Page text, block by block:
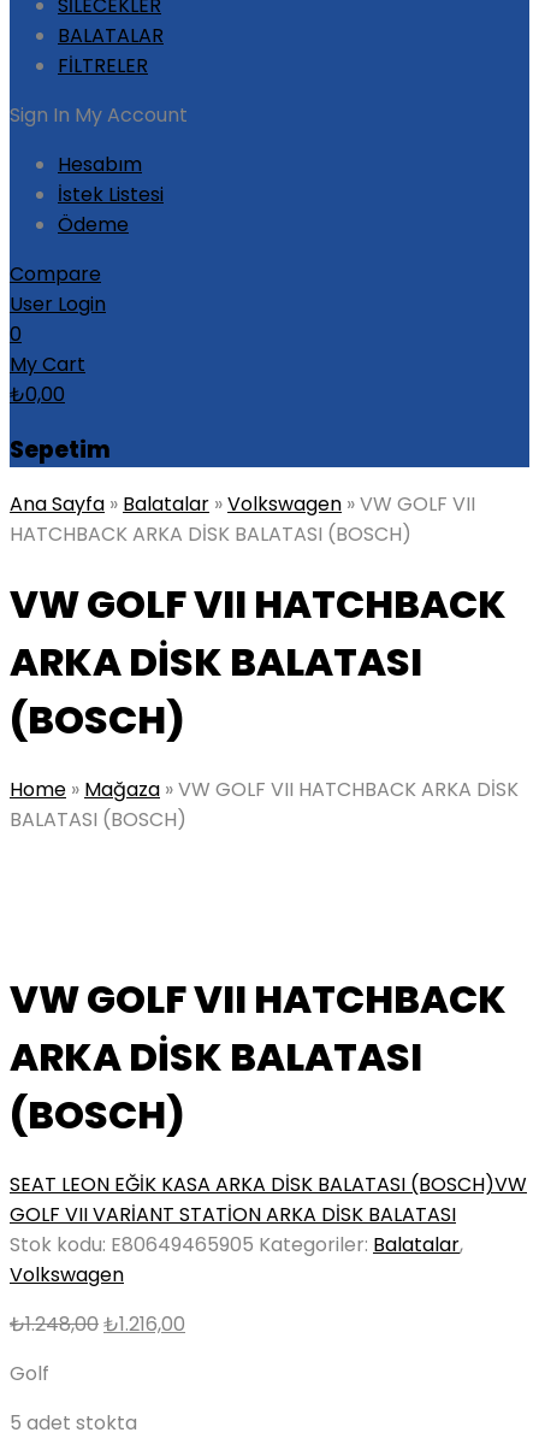
BALATALAR
FİLTRELER
Sign In My Account
Hesabım
İstek Listesi
Ödeme
Compare
User Login
0
My Cart
₺0,00
Sepetim
Ana Sayfa » Balatalar »Volkswagen »VW GOLF VII
HATCHBACK ARKA DİSK BALATASI (BOSCH)
VW GOLF VII HATCHBACK
ARKA DİSK BALATASI
(BOSCH)
Home » Mağaza »VW GOLF VII HATCHBACK ARKA DİSK
BALATASI (BOSCH)
VW GOLF VII HATCHBACK
ARKA DİSK BALATASI
(BOSCH)
SEAT LEON EĞİK KASA ARKA DİSK BALATASI (BOSCH)VW
GOLF VII VARİANT STATİON ARKA DİSK BALATASI
Stok kodu: E80649465905 Kategoriler: Balatalar,
Volkswagen
₺1.248,00Orijinal
₺1.216,00
Golf
5 adet stokta